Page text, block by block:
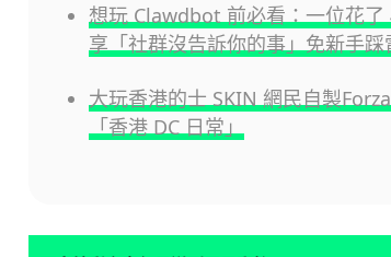
想玩 Clawdbot 前必看：一位花
享「社群沒告訴你的事」免新手踩
大玩香港的士 SKIN 網民自製
「香港 DC 日常」